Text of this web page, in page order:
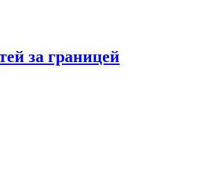
за границей